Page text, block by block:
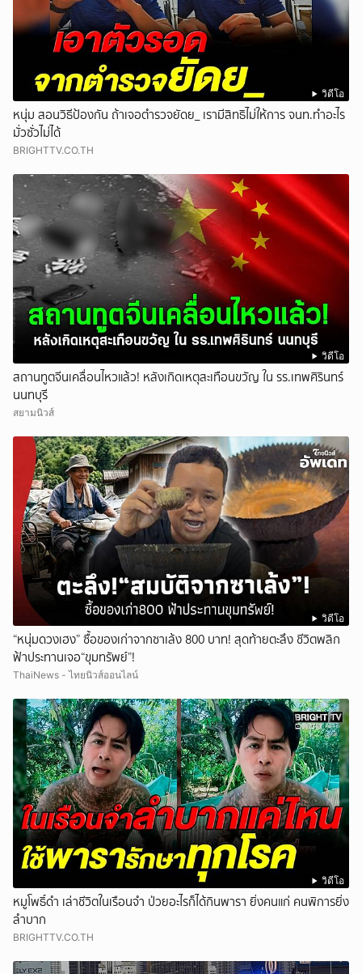
วิดีโอ
หนุ่ม สอนวิธีป้องกัน ถ้าเจอตำรวจยัดย_ เรามีสิทธิไม่ให้การ จนท.ทำอะไร
มั่วซั่วไม่ได้
BRIGHTTV.CO.TH
วิดีโอ
สถานทูตจีนเคลื่อนไหวแล้ว! หลังเกิดเหตุสะเทือนขวัญ ใน รร.เทพศิรินทร์
นนทบุรี
สยามนิวส์
วิดีโอ
“หนุ่มดวงเฮง” ซื้อของเก่าจากซาเล้ง 800 บาท! สุดท้ายตะลึง ชีวิตพลิก
ฟ้าประทานเจอ“ขุมทรัพย์”!
ThaiNews - ไทยนิวส์ออนไลน์
วิดีโอ
หมูโพธิ์ดำ เล่าชีวิตในเรือนจำ ป่วยอะไรก็ได้กินพารา ยิ่งคนแก่ คนพิการยิ่ง
ลำบาก
BRIGHTTV.CO.TH